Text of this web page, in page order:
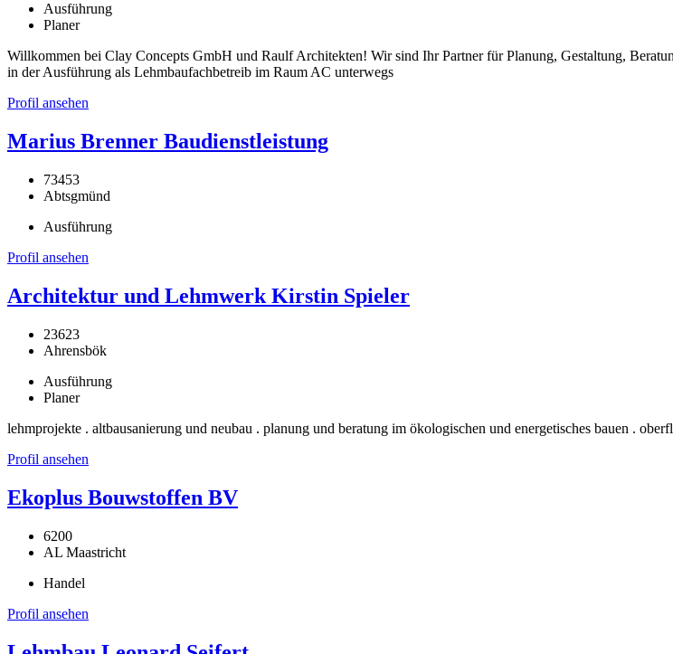
Ausführung
Planer
Willkommen bei Clay Concepts GmbH und Raulf Architekten! Wir sind Ihr Partner für Planung, Gestaltung,
in der Ausführung als Lehmbaufachbetreib im Raum AC unterwegs
Profil ansehen
Marius Brenner Baudienstleistung
73453
Abtsgmünd
Ausführung
Profil ansehen
Architektur und Lehmwerk Kirstin Spieler
23623
Ahrensbök
Ausführung
Planer
lehmprojekte . altbausanierung und neubau . planung und beratung im ökologischen und energetisches bauen .
Profil ansehen
Ekoplus Bouwstoffen BV
6200
AL Maastricht
Handel
Profil ansehen